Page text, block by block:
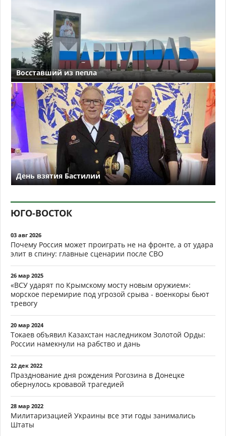
Восставший из пепла
День взятия Бастилии
ЮГО-ВОСТОК
03 авг 2026
Почему Россия может проиграть не на фронте, а от удара
элит в спину: главные сценарии после СВО
26 мар 2025
«ВСУ ударят по Крымскому мосту новым оружием»:
морское перемирие под угрозой срыва - военкоры бьют
тревогу
20 мар 2024
Токаев объявил Казахстан наследником Золотой Орды:
России намекнули на рабство и дань
22 дек 2022
Празднование дня рождения Рогозина в Донецке
обернулось кровавой трагедией
28 мар 2022
Милитаризацией Украины все эти годы занимались
Штаты